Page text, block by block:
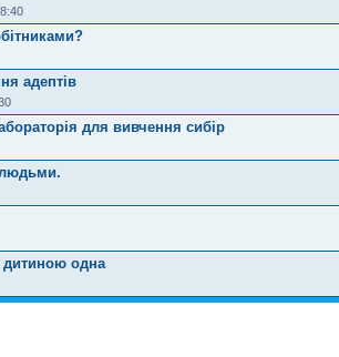
адептів
для вивчення сибір
дитиною одна